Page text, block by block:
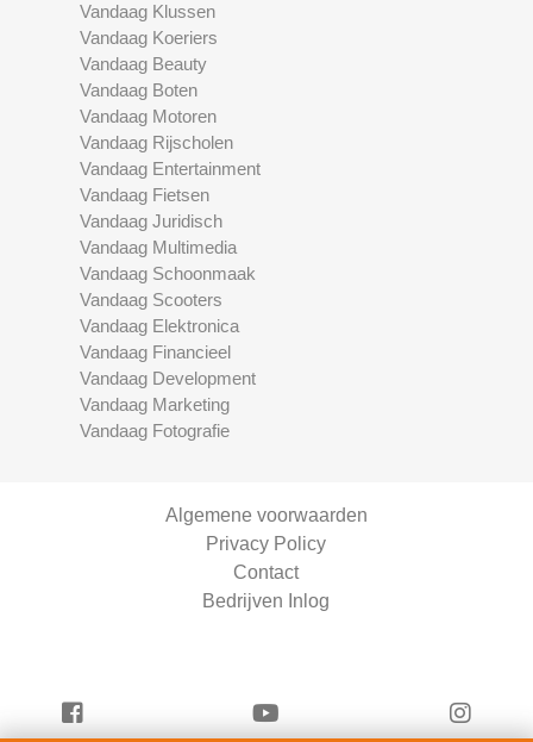
Vandaag Klussen
Vandaag Koeriers
Vandaag Beauty
Vandaag Boten
Vandaag Motoren
Vandaag Rijscholen
Vandaag Entertainment
Vandaag Fietsen
Vandaag Juridisch
Vandaag Multimedia
Vandaag Schoonmaak
Vandaag Scooters
Vandaag Elektronica
Vandaag Financieel
Vandaag Development
Vandaag Marketing
Vandaag Fotografie
Algemene voorwaarden
Privacy Policy
Contact
Bedrijven Inlog